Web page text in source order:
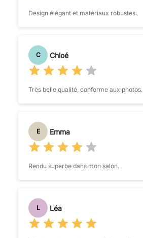
Design élégant et matériaux robustes.
C Chloé
Très belle qualité, conforme aux photos.
E Emma
Rendu superbe dans mon salon.
L Léa